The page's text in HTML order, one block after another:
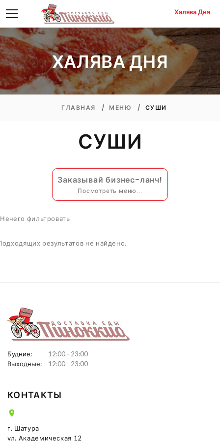
Халява Дня
ХАЛЯВА ДНЯ
ГЛАВНАЯ МЕНЮ СУШИ
СУШИ
Заказывай бизнес-ланч!
Посмотреть меню...
Нечего фильтровать
результатов не найдено.
Будние:
12:00 - 23:00
Выходные:
12:00 - 23:00
КОНТАКТЫ
г. Шатура
ул. Академическая 12